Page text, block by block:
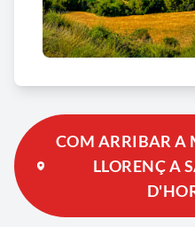
COM ARRIBAR A
LLORENÇ A